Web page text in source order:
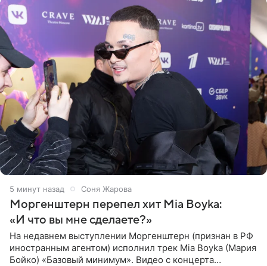
5 минут назад Соня Жарова
Моргенштерн перепел хит Mia Boyka:
«И что вы мне сделаете?»
На недавнем выступлении Моргенштерн (признан в РФ
иностранным агентом) исполнил трек Mia Boyka (Мария
Бойко) «Базовый минимум». Видео с концерта